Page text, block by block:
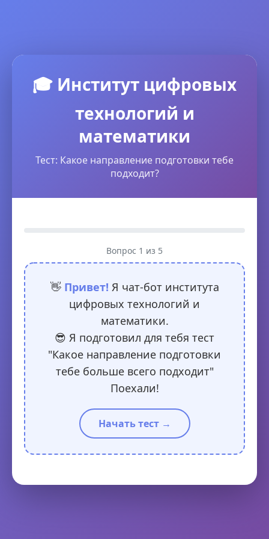
🎓 Институт цифровых
технологий и
математики
Тест: Какое направление подготовки тебе
подходит?
Вопрос 1 из 5
👋 Привет! Я чат-бот института
цифровых технологий и
математики.
😎 Я подготовил для тебя тест
"Какое направление подготовки
тебе больше всего подходит"
Поехали!
Начать тест →